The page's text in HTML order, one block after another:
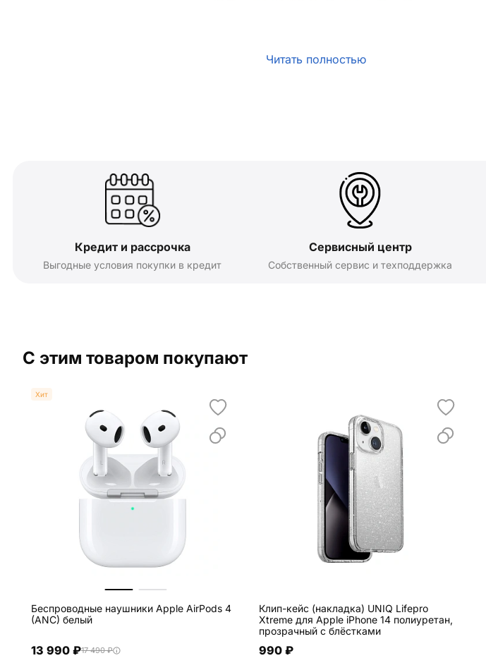
Читать полностью
Кредит и рассрочка
Выгодные условия покупки в кредит
Сервисный центр
Собственный сервис и техподдержка
С этим товаром покупают
Хит
Беспроводные наушники Apple AirPods 4
(ANC) белый
13 990 ₽17 490 ₽
Клип-кейс (накладка) UNIQ Lifepro
Xtreme для Apple iPhone 14 полиуретан,
прозрачный с блёстками
990 ₽